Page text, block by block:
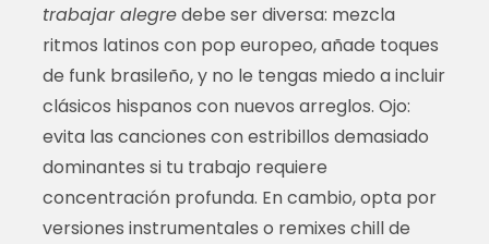
trabajar alegredebe ser diversa: mezcla
ritmos latinos con pop europeo, añade toques
de funk brasileño, y no le tengas miedo a incluir
clásicos hispanos con nuevos arreglos. Ojo:
evita las canciones con estribillos demasiado
dominantes si tu trabajo requiere
concentración profunda. En cambio, opta por
versiones instrumentales o remixes chill de